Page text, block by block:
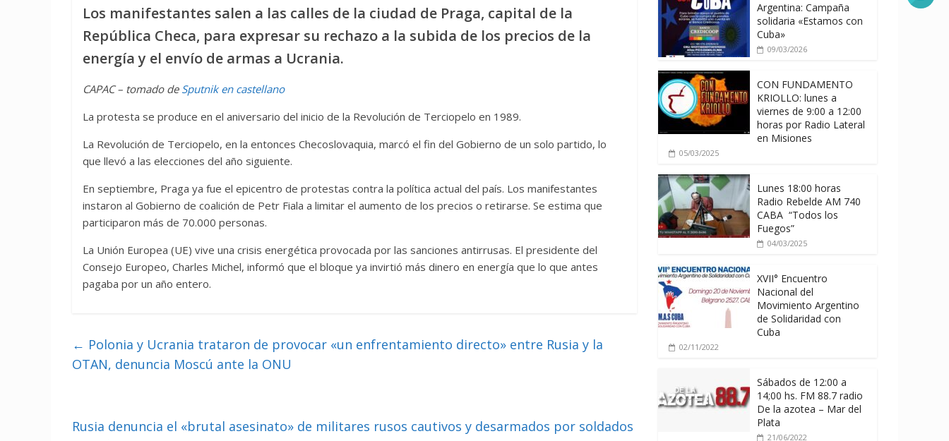
Los manifestantes salen a las calles de la ciudad de Praga, capital de la
República Checa, para expresar su rechazo a la subida de los precios de la
energía y el envío de armas a Ucrania.
CAPAC – tomado de Sputnik en castellano
La protesta se produce en el aniversario del inicio de la Revolución de Terciopelo en 1989.
La Revolución de Terciopelo, en la entonces Checoslovaquia, marcó el fin del Gobierno de un solo partido, lo
que llevó a las elecciones del año siguiente.
En septiembre, Praga ya fue el epicentro de protestas contra la política actual del país. Los manifestantes
instaron al Gobierno de coalición de Petr Fiala a limitar el aumento de los precios o retirarse. Se estima que
participaron más de 70.000 personas.
La Unión Europea (UE) vive una crisis energética provocada por las sanciones antirrusas. El presidente del
Consejo Europeo, Charles Michel, informó que el bloque ya invirtió más dinero en energía que lo que antes
pagaba por un año entero.
← Polonia y Ucrania trataron de provocar «un enfrentamiento directo» entre Rusia y la
OTAN, denuncia Moscú ante la ONU
Rusia denuncia el «brutal asesinato» de militares rusos cautivos y desarmados por soldados
Argentina: Campaña
solidaria «Estamos con
Cuba»
09/03/2026
CON FUNDAMENTO
KRIOLLO: lunes a
viernes de 9:00 a 12:00
horas por Radio Lateral
en Misiones
05/03/2025
Lunes 18:00 horas
Radio Rebelde AM 740
CABA “Todos los
Fuegos”
04/03/2025
XVII° Encuentro
Nacional del
Movimiento Argentino
de Solidaridad con
Cuba
02/11/2022
Sábados de 12:00 a
14;00 hs. FM 88.7 radio
De la azotea – Mar del
Plata
21/06/2022